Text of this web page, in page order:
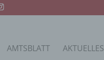
AMTSBLATT AKTUELLES